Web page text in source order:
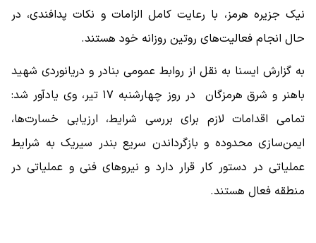
نیک جزیره هرمز، با رعایت کامل الزامات و نکات پدافندی، در
حال انجام فعالیت‌های روتین روزانه خود هستند.
به گزارش ایسنا به نقل از روابط عمومی بنادر و دریانوردی شهید
باهنر و شرق هرمزگان در روز چهارشنبه ۱۷ تیر، وی یادآور شد:
تمامی اقدامات لازم برای بررسی شرایط، ارزیابی خسارت‌ها،
ایمن‌سازی محدوده و بازگرداندن سریع بندر سیریک به شرایط
عملیاتی در دستور کار قرار دارد و نیروهای فنی و عملیاتی در
منطقه فعال هستند.